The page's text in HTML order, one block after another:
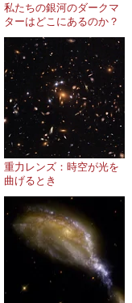
私たちの銀河のダークマ
ターはどこにあるのか？
重力レンズ：時空が光を
曲げるとき